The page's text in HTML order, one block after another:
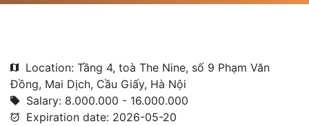
Location: Tầng 4, toà The Nine, số 9 Phạm Văn
Đồng, Mai Dịch, Cầu Giấy, Hà Nội
Salary: 8.000.000 - 16.000.000
Expiration date: 2026-05-20